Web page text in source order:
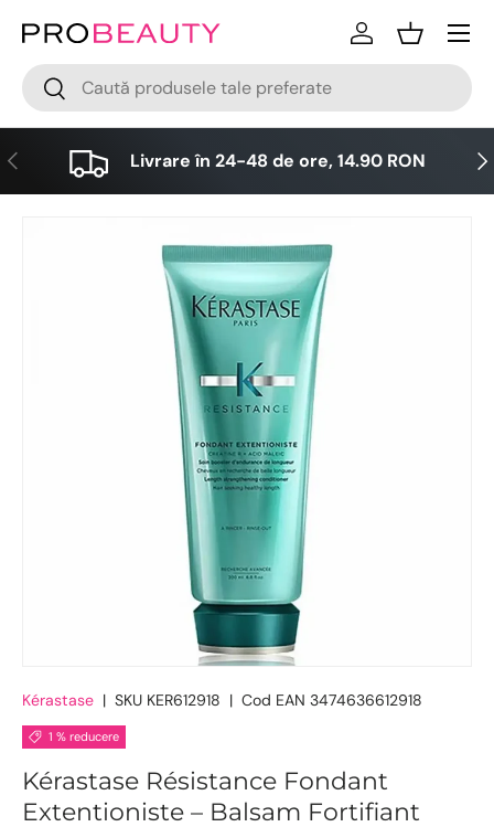
Sari la conținut
Cǎutare
Cǎutare
LogareCos
Meniu
Anterior Livrare în 24-48 de ore, 14.90 RON
Kérastase | SKU KER612918 | Cod EAN 3474636612918
1 % reducere
Kérastase Résistance Fondant
Extentioniste – Balsam Fortifiant